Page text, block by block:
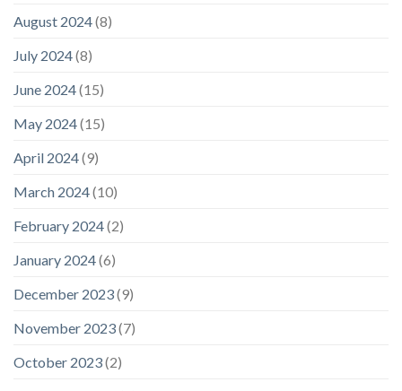
August 2024(8)
July 2024(8)
June 2024(15)
May 2024(15)
April 2024(9)
March 2024(10)
February 2024(2)
January 2024(6)
December 2023(9)
November 2023(7)
October 2023(2)